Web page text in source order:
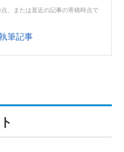
、または直近の記事の寄稿時点で
筆記事